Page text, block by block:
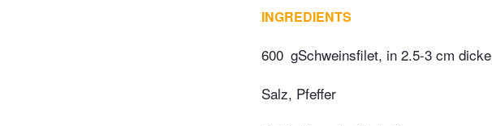
INGREDIENTS
600 gSchweinsfilet, in 2.5-3 cm
Salz, Pfeffer